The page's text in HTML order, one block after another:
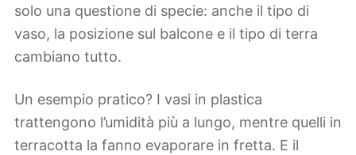
solo una questione di specie: anche il tipo di
vaso, la posizione sul balcone e il tipo di terra
cambiano tutto.
Un esempio pratico? I vasi in plastica
trattengono l’umidità più a lungo, mentre quelli in
terracotta la fanno evaporare in fretta. E il